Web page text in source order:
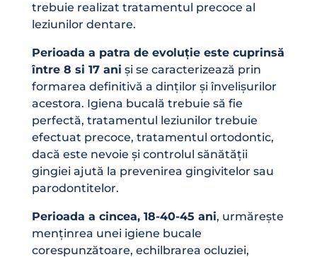
trebuie realizat tratamentul precoce al
leziunilor dentare.
Perioada a patra de evoluție este cuprinsă
între 8 si 17 ani și se caracterizează prin
formarea definitivă a dinților și învelișurilor
acestora. Igiena bucală trebuie să fie
perfectă, tratamentul leziunilor trebuie
efectuat precoce, tratamentul ortodontic,
dacă este nevoie și controlul sănătății
gingiei ajută la prevenirea gingivitelor sau
parodontitelor.
Perioada a cincea, 18-40-45 ani, urmărește
menținrea unei igiene bucale
corespunzătoare, echilbrarea ocluziei,